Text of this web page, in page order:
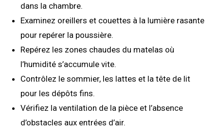
dans la chambre.
Examinez oreillers et couettes à la lumière rasante
pour repérer la poussière.
Repérez les zones chaudes du matelas où
l’humidité s’accumule vite.
Contrôlez le sommier, les lattes et la tête de lit
pour les dépôts fins.
Vérifiez la ventilation de la pièce et l’absence
d’obstacles aux entrées d’air.